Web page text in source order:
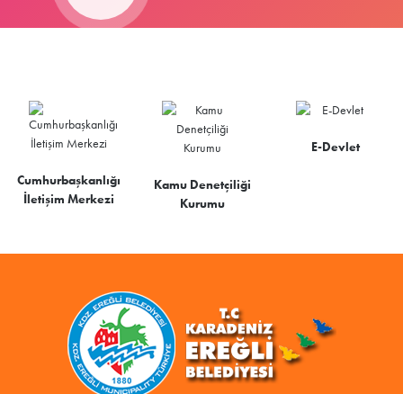
Cumhurbaşkanlığı
İletişim Merkezi
Kamu Denetçiliği
Kurumu
E-Devlet